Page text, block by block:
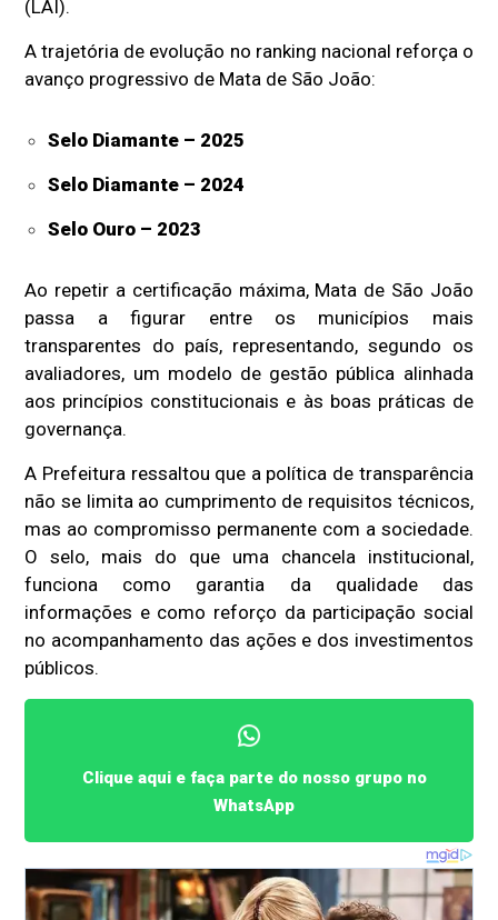
(LAI).
A trajetória de evolução no ranking nacional reforça o
avanço progressivo de Mata de São João:
Selo Diamante – 2025
Selo Diamante – 2024
Selo Ouro – 2023
Ao repetir a certificação máxima, Mata de São João
passa a figurar entre os municípios mais
transparentes do país, representando, segundo os
avaliadores, um modelo de gestão pública alinhada
aos princípios constitucionais e às boas práticas de
governança.
A Prefeitura ressaltou que a política de transparência
não se limita ao cumprimento de requisitos técnicos,
mas ao compromisso permanente com a sociedade.
O selo, mais do que uma chancela institucional,
funciona como garantia da qualidade das
informações e como reforço da participação social
no acompanhamento das ações e dos investimentos
públicos.
Clique aqui e faça parte do nosso grupo no
WhatsApp